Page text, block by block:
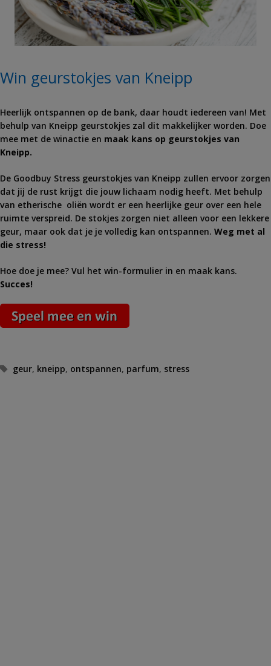
Win geurstokjes van Kneipp
Heerlijk ontspannen op de bank, daar houdt iedereen van! Met
behulp van Kneipp geurstokjes zal dit makkelijker worden. Doe
mee met de winactie en maak kans op geurstokjes van
Kneipp.
De Goodbuy Stress geurstokjes van Kneipp zullen ervoor zorgen
dat jij de rust krijgt die jouw lichaam nodig heeft. Met behulp
van etherische oliën wordt er een heerlijke geur over een hele
ruimte verspreid. De stokjes zorgen niet alleen voor een lekkere
geur, maar ook dat je je volledig kan ontspannen. Weg met al
die stress!
Hoe doe je mee? Vul het win-formulier in en maak kans.
Succes!
Tags
geur, kneipp, ontspannen, parfum, stress